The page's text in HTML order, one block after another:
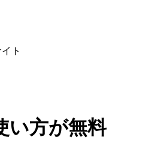
ト
い方が無料